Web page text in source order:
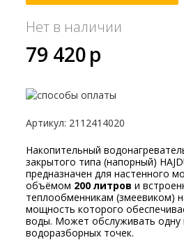
Нет в наличии
79 420p
Артикул: 2112414020
Накопительный
закрытого типа (напорный)
предназначен для настенного
объёмом 200 литров и
теплообменникам (змеевиком)
мощность которого
воды. Может обслуживать одну
водоразборных точек.